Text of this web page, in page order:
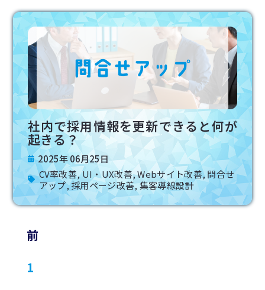
社内で採用情報を更新できると何が
起きる？
2025年 06月25日
CV率改善,UI・UX改善,Webサイト改善, 問合せ
アップ,採用ページ改善,集客導線設計
前
1